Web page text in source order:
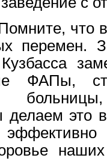
что
перемен.
ФАПы,
делаем это